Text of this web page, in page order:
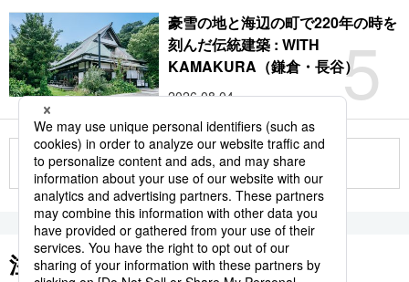
5
豪雪の地と海辺の町で220年の時を
刻んだ伝統建築 : WITH
KAMAKURA（鎌倉・長谷）
2026.08.04
もっと見る
注目のキーワード